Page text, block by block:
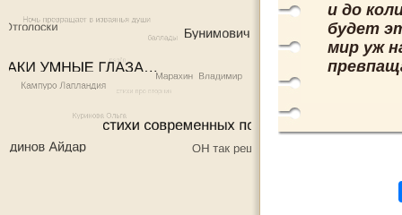
и до
будет
мир уж